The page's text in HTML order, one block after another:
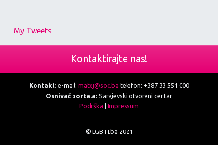
My Tweets
Kontaktirajte nas!
Kontakt:e-mail: matej@soc.ba telefon: +387 33 551 000
Osnivač portala: Sarajevski otvoreni centar
Podrška
Impressum
© LGBTI.ba 2021